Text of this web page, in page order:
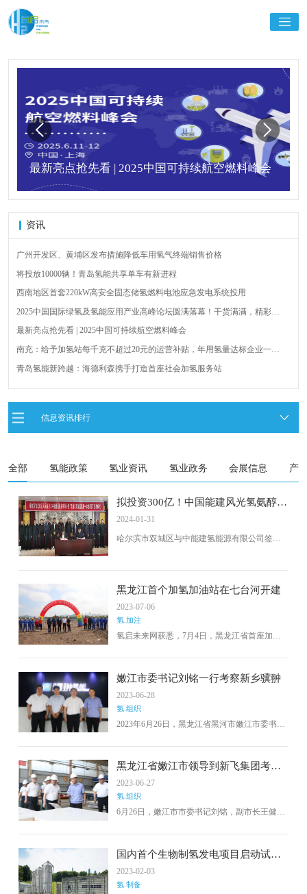
最新亮点抢先看 | 2025中国可持续航空燃料峰会
资讯
广州开发区、黄埔区发布措施降低车用氢气终端销售价格
将投放10000辆！青岛氢能共享单车有新进程
西南地区首套220kW高安全固态储氢燃料电池应急发电系统投用
2025中国国际绿氢及氢能应用产业高峰论坛圆满落幕！干货满满，精彩瞬
间不容错过！
最新亮点抢先看 | 2025中国可持续航空燃料峰会
南充：给予加氢站每千克不超过20元的运营补贴，年用氢量达标企业一次
青岛氢能新跨越：海德利森携手打造首座社会加氢服务站
全球首台套！240吨氢能矿用刚性自卸车联合开发协议签署暨项目阶段开发
荷兰氢能产业联盟到访天德工业装备，与市区相关领导就威海文登区氢能
信息资讯排行
全部 氢能政策 氢业资讯 氢业政务 会展信息 产
拟投资300亿！中国能建风光氢氨醇一
体化项目落地哈尔滨
2024-01-31
哈尔滨市双城区与中能建氢能源有限公司签署
城区政府承诺全力支持项目快速启动和顺利运
黑龙江首个加氢加油站在七台河开建
2023-07-06
氢.加注
氢启未来网获悉，7月4日，黑龙江省首座加氢
日增添了一抹亮色。这一举措是践行国家能源
安全新战略的成果，同时也是加速省内氢能产
业布局的重要举措。据介绍，黑龙江中油绿燃
能源有限责任公司七台河市冠军路加油加氢充
电综合能源示范项目总投资约4000万元，预计
在2023年10月建成并投入运营。相信这个项目
动力。
嫩江市委书记刘铭一行考察新乡骥翀
2023-06-28
氢.组织
2023年6月26日，黑龙江省黑河市嫩江市委书记
副市长王健一行陪同考察。新乡骥翀副总经理
刘国锋接待来访。
黑龙江省嫩江市领导到新飞集团考察
调研
2023-06-27
氢.组织
6月26日，嫩江市市委书记刘铭，副市长王健一
记、总经理焦守臣，副总经理、总会计师刘晓
来等领导的热情接待。
国内首个生物制氢发电项目启动试运
行
2023-02-03
氢.制备